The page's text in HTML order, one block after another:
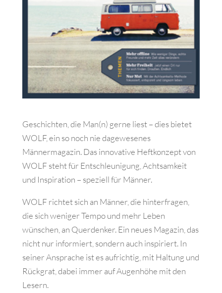
Geschichten, die Man(n) gerne liest – dies bietet
WOLF, ein so noch nie dagewesenes
Männermagazin. Das innovative Heftkonzept von
WOLF steht für Entschleunigung, Achtsamkeit
und Inspiration – speziell für Männer.
WOLF richtet sich an Männer, die hinterfragen,
die sich weniger Tempo und mehr Leben
wünschen, an Querdenker. Ein neues Magazin, das
nicht nur informiert, sondern auch inspiriert. In
seiner Ansprache ist es aufrichtig, mit Haltung und
Rückgrat, dabei immer auf Augenhöhe mit den
Lesern.